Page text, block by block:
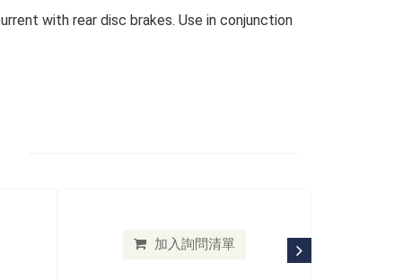
with rear disc brakes. Use in conjunction
加入詢問清單